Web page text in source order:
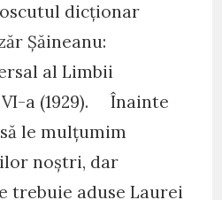
dicționar
Șăineanu:
al Limbii
VI-a (1929). Înainte
le mulțumim
noștri, dar
trebuie aduse Laurei